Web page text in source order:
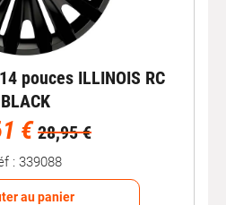
pouces ILLINOIS RC
BLACK
€ 28,95 €
: 339088
au panier